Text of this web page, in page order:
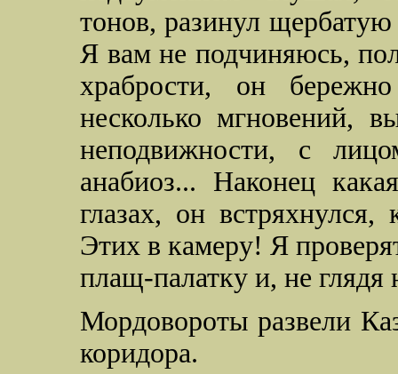
тонов, разинул
Я вам не подчиняюсь,
храбрости, он
несколько мгновений,
неподвижности, с
анабиоз... Наконец
глазах, он
Этих в камеру! Я
плащ-палатку и, не
Мордовороты развели
коридора.